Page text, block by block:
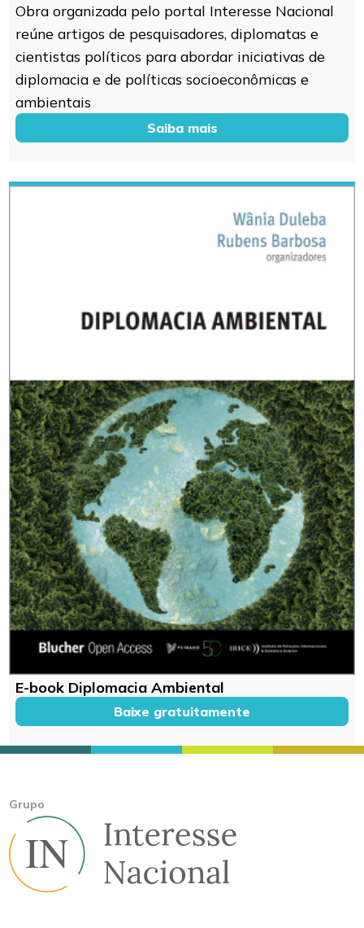
Obra organizada pelo portal Interesse Nacional
reúne artigos de pesquisadores, diplomatas e
cientistas políticos para abordar iniciativas de
diplomacia e de políticas socioeconômicas e
ambientais
Saiba mais
E-book Diplomacia Ambiental
Baixe gratuitamente
Grupo